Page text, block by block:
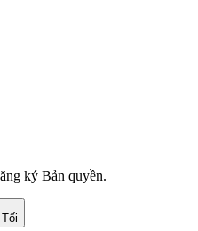
ký Bản quyền.
Tối